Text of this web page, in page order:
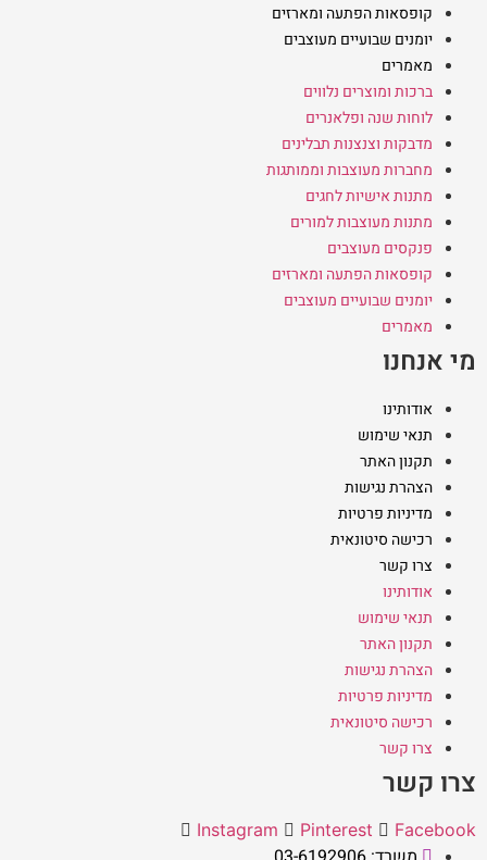
קופסאות הפתעה ומארזים
יומנים שבועיים מעוצבים
מאמרים
ברכות ומוצרים נלווים
לוחות שנה ופלאנרים
מדבקות וצנצנות תבלינים
מחברות מעוצבות וממותגות
מתנות אישיות לחגים
מתנות מעוצבות למורים
פנקסים מעוצבים
קופסאות הפתעה ומארזים
יומנים שבועיים מעוצבים
מאמרים
מי אנחנו
אודותינו
תנאי שימוש
תקנון האתר
הצהרת נגישות
מדיניות פרטיות
רכישה סיטונאית
צרו קשר
אודותינו
תנאי שימוש
תקנון האתר
הצהרת נגישות
מדיניות פרטיות
רכישה סיטונאית
צרו קשר
צרו קשר
Instagram Pinterest Facebook